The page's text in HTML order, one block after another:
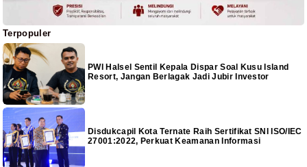
Terpopuler
PWI Halsel Sentil Kepala Dispar Soal Kusu Island
Resort, Jangan Berlagak Jadi Jubir Investor
Disdukcapil Kota Ternate Raih Sertifikat SNI ISO/IEC
27001:2022, Perkuat Keamanan Informasi